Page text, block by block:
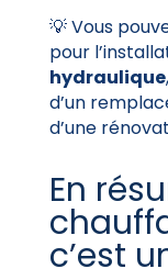
💡 Vous
pour
hydraulique
d’un
d’une
En
c’est